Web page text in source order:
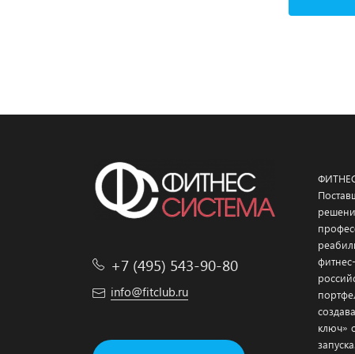
+7 (495) 543-90-80
info@fitclub.ru
ключ»
запуска.